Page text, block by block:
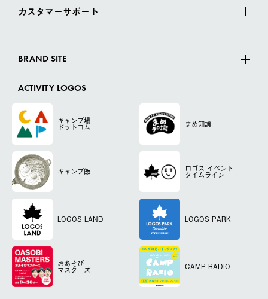
カスタマーサポート
BRAND SITE
ACTIVITY LOGOS
キャンプ場
ドットコム まめ知識
キャンプ飯 ロゴス イベント
タイムライン
LOGOS LAND LOGOS PARK
おあそび
マスターズ CAMP RADIO